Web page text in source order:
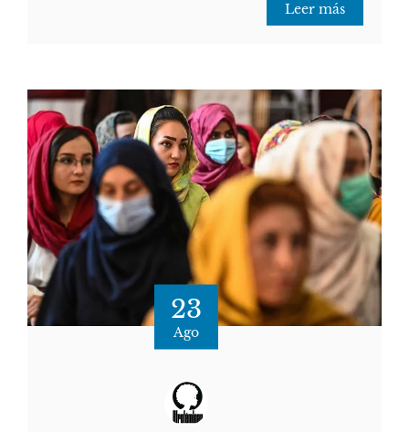
Leer más
23
Ago